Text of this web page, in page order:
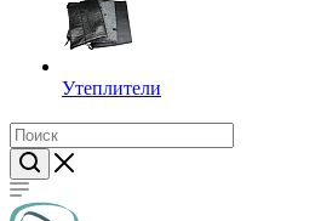
Утеплители